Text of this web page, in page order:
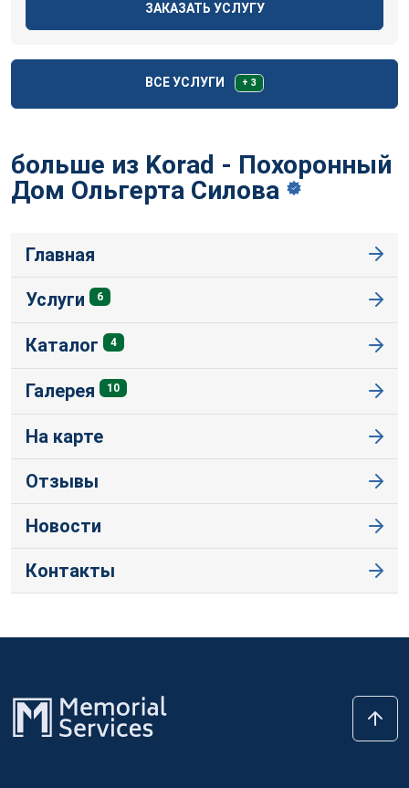
ЗАКАЗАТЬ УСЛУГУ
ВСЕ УСЛУГИ + 3
больше из Korad - Похоронный
Дом Ольгерта Силова
Главная
Услуги 6
Каталог 4
Галерея 10
На карте
Отзывы
Новости
Контакты